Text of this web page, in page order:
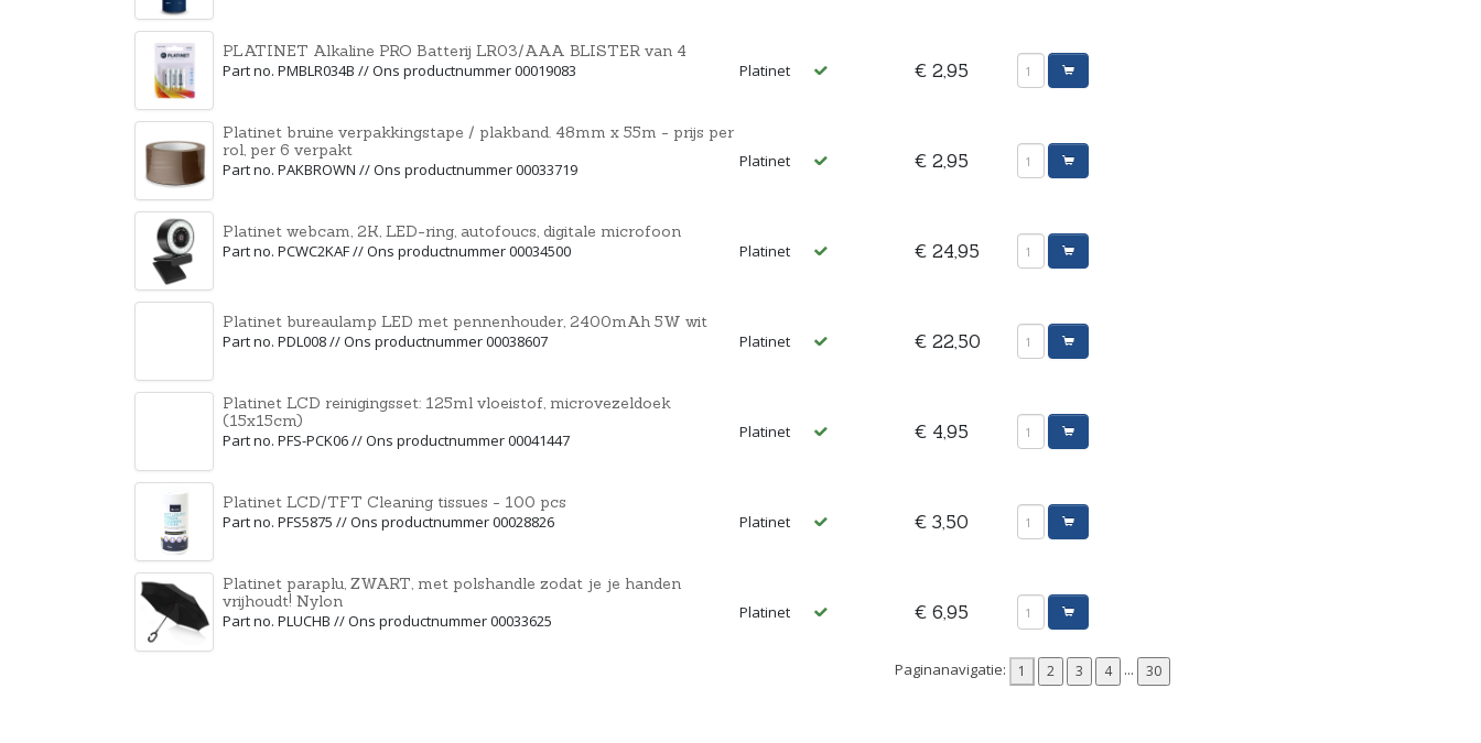
PLATINET Alkaline PRO Batterij LR03/AAA BLISTER van 4
Part no. PMBLR034B // Ons productnummer 00019083
Platinet € 2,95
Platinet bruine verpakkingstape / plakband. 48mm x 55m - prijs per
rol, per 6 verpakt
Part no. PAKBROWN // Ons productnummer 00033719
Platinet € 2,95
Platinet webcam, 2K, LED-ring, autofoucs, digitale microfoon
Part no. PCWC2KAF // Ons productnummer 00034500
Platinet € 24,95
Platinet bureaulamp LED met pennenhouder, 2400mAh 5W wit
Part no. PDL008 // Ons productnummer 00038607
Platinet € 22,50
Platinet LCD reinigingsset: 125ml vloeistof, microvezeldoek
(15x15cm)
Part no. PFS-PCK06 // Ons productnummer 00041447
Platinet € 4,95
Platinet LCD/TFT Cleaning tissues - 100 pcs
Part no. PFS5875 // Ons productnummer 00028826
Platinet € 3,50
Platinet paraplu, ZWART, met polshandle zodat je je handen
vrijhoudt! Nylon
Part no. PLUCHB // Ons productnummer 00033625
Platinet € 6,95
Paginanavigatie: ...